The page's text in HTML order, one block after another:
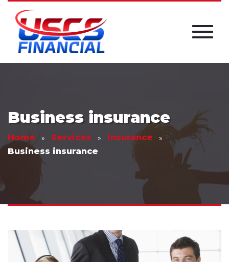
Business insurance
Home Services
insurance
Business insurance